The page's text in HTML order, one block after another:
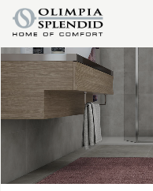
NEDERLANDSE
HOME
KLIMAATREGELING
VERWARMING